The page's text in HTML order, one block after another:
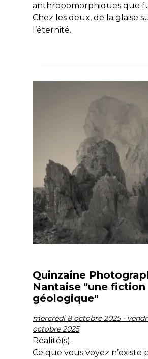
anthropomorphiques que
Chez les deux, de la glaise
l’éternité.
Quinzaine
Nantaise "une fiction
géologique"
mercredi 8 octobre 2025 -
octobre 2025
Réalité(s).
Ce que vous voyez n’existe